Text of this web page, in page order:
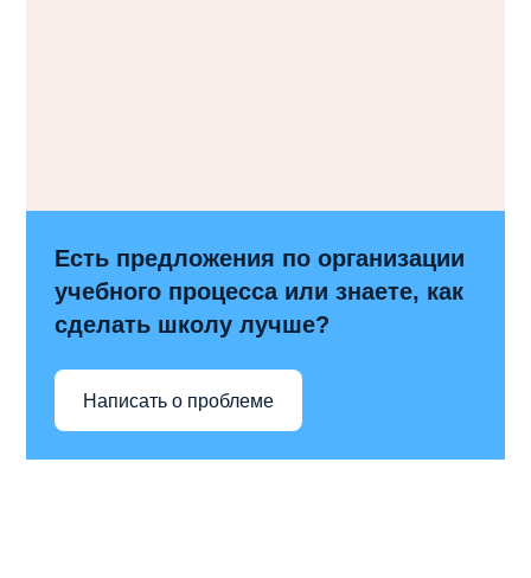
Есть предложения по организации
учебного процесса или знаете, как
сделать школу лучше?
Написать о проблеме